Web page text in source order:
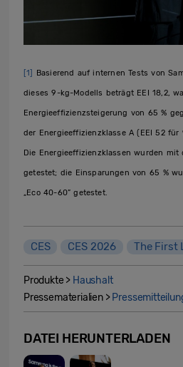
[1] Basierend auf internen Tests von
dieses 9-kg-Modells beträgt EEI 18,2,
Energieeffizienzsteigerung von 65 %
der Energieeffizienzklasse A (EEI 52
Die Energieeffizienzklassen wurden mit
getestet; die Einsparungen von 65 %
„Eco 40-60” getestet.
CES CES 2026 The First
Produkte > Haushalt
Pressematerialien >
DATEI HERUNTERLADEN